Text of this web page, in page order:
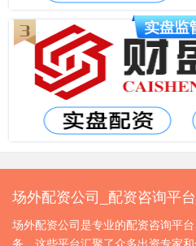
场外配资公司_配资咨询平
场外配资公司是专业的配资咨询平
务。这些平台汇聚了众多出资专家